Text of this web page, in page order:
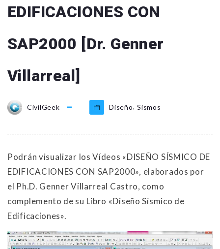
EDIFICACIONES CON
SAP2000 [Dr. Genner
Villarreal]
CivilGeek Diseño, Sismos
Podrán visualizar los Vídeos «DISEÑO SÍSMICO DE
EDIFICACIONES CON SAP2000», elaborados por
el Ph.D. Genner Villarreal Castro, como
complemento de su Libro «Diseño Sísmico de
Edificaciones».